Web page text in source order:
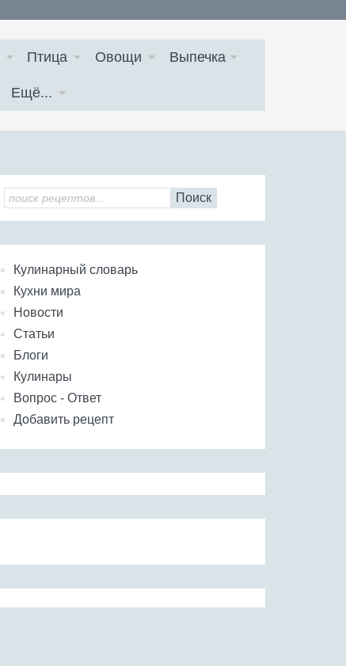
Птица Овощи Выпечка
Ещё...
Поиск
Кулинарный словарь
Кухни мира
Новости
Статьи
Блоги
Кулинары
Вопрос - Ответ
Добавить рецепт